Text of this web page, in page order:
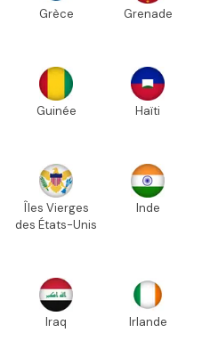
Grèce Grenade
Guinée Haïti
Îles Vierges
des États-Unis
Inde
Iraq Irlande